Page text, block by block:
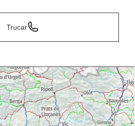
Trucar